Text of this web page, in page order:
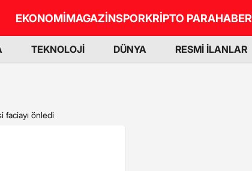
EKONOMİMAGAZİNSPORKRİPTO PARAHABER
TEKNOLOJİ DÜNYA RESMİ İLANLAR
faciayı önledi